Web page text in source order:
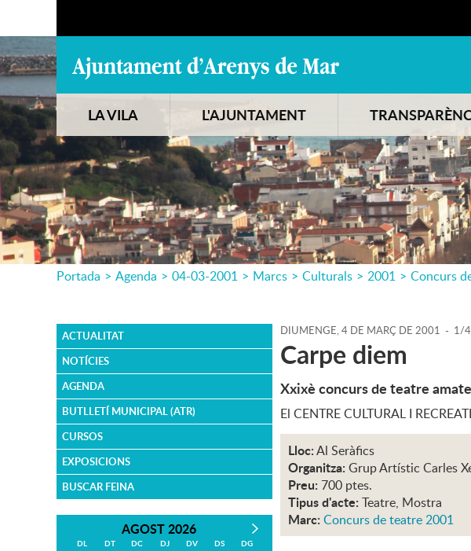
LA VILA L'AJUNTAMENT
Portada > Agenda > 04-03-2001 > Marcs > Culturals > 2001 > Concurs
ACTUALITAT
NOTÍCIES
AGENDA
BUTLLETÍ MUNICIPAL (ATR)
CURSOS
EXPOSICIONS
BUSCAR FEINA
AGOST 2026
DL DT DC DJ DV DS DG
DIUMENGE,4 DE MARÇ DE 2001 - 1/
Carpe diem
Xxixè concurs de teatre
El CENTRE CULTURAL I
Lloc:Al Seràfics
Organitza: Grup Artístic Carles
Preu: 700 ptes.
Tipus d'acte: Teatre, Mostra
Marc: Concurs de teatre 2001